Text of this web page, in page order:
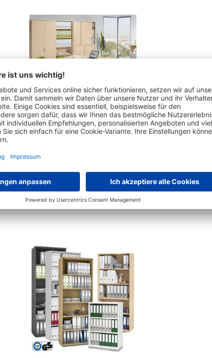
Höhenverstellbare Schreibtische BASIC PROFI MODUL
20 Varianten zur Auswahl
ab€ 399,60